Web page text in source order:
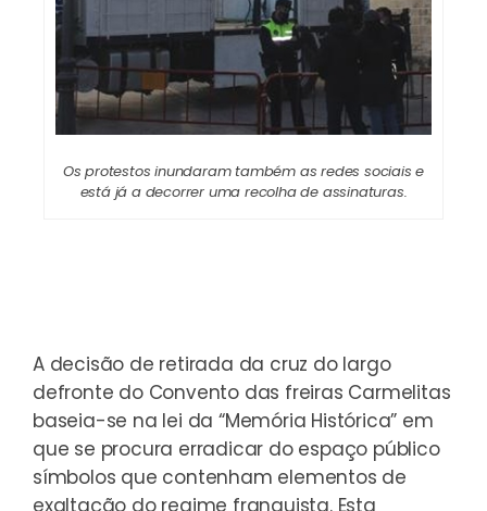
Os protestos inundaram também as redes sociais e
está já a decorrer uma recolha de assinaturas.
A decisão de retirada da cruz do largo
defronte do Convento das freiras Carmelitas
baseia-se na lei da “Memória Histórica” em
que se procura erradicar do espaço público
símbolos que contenham elementos de